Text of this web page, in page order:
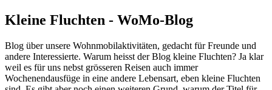
Kleine Fluchten - WoMo-Blog
Blog über unsere Wohnmobilaktivitäten, gedacht für Freunde und
andere Interessierte. Warum heisst der Blog kleine Fluchten? Ja klar
weil es für uns nebst grösseren Reisen auch immer
Wochenendausfüge in eine andere Lebensart, eben kleine Fluchten